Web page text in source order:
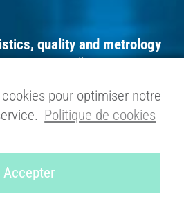
pour optimiser notre
Politique de cookies
Accepter
quality and metrology
74370 Villaz - France
,Logistik,
Villaz - Frankreich